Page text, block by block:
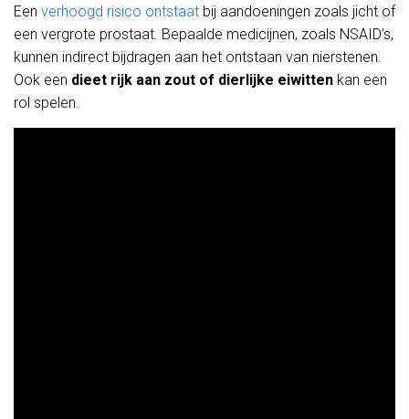
Een verhoogd risico ontstaat bij aandoeningen zoals jicht of
een vergrote prostaat. Bepaalde medicijnen, zoals NSAID’s,
kunnen indirect bijdragen aan het ontstaan van nierstenen.
Ook een dieet rijk aan zout of dierlijke eiwitten kan een
rol spelen.